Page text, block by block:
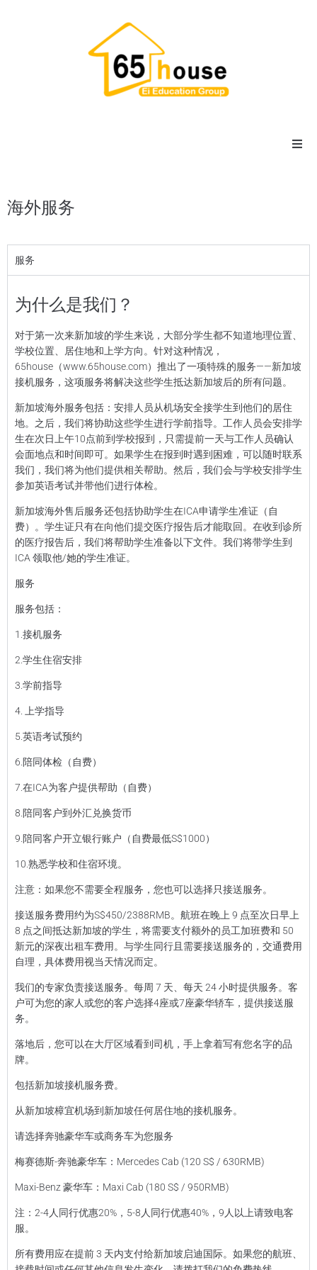
寄宿家庭
酒店
关于我们
语言
海外服务
服务
为什么是我们？
对于第一次来新加坡的学生来说，大部分学生都不知道地理位置、
学校位置、居住地和上学方向。针对这种情况，
65house（www.65house.com）推出了一项特殊的服务——新加坡
接机服务，这项服务将解决这些学生抵达新加坡后的所有问题。
新加坡海外服务包括：安排人员从机场安全接学生到他们的居住
地。之后，我们将协助这些学生进行学前指导。工作人员会安排学
生在次日上午10点前到学校报到，只需提前一天与工作人员确认
会面地点和时间即可。如果学生在报到时遇到困难，可以随时联系
我们，我们将为他们提供相关帮助。然后，我们会与学校安排学生
参加英语考试并带他们进行体检。
新加坡海外售后服务还包括协助学生在ICA申请学生准证（自
费）。学生证只有在向他们提交医疗报告后才能取回。在收到诊所
的医疗报告后，我们将帮助学生准备以下文件。我们将带学生到
ICA 领取他/她的学生准证。
服务
服务包括：
1.接机服务
2.学生住宿安排
3.学前指导
4. 上学指导
5.英语考试预约
6.陪同体检（自费）
7.在ICA为客户提供帮助（自费）
8.陪同客户到外汇兑换货币
9.陪同客户开立银行账户（自费最低S$1000）
10.熟悉学校和住宿环境。
注意：如果您不需要全程服务，您也可以选择只接送服务。
接送服务费用约为S$450/2388RMB。航班在晚上 9 点至次日早上
8 点之间抵达新加坡的学生，将需要支付额外的员工加班费和 50
新元的深夜出租车费用。与学生同行且需要接送服务的，交通费用
自理，具体费用视当天情况而定。
我们的专家负责接送服务。每周 7 天、每天 24 小时提供服务。客
户可为您的家人或您的客户选择4座或7座豪华轿车，提供接送服
务。
落地后，您可以在大厅区域看到司机，手上拿着写有您名字的品
牌。
包括新加坡接机服务费。
从新加坡樟宜机场到新加坡任何居住地的接机服务。
请选择奔驰豪华车或商务车为您服务
梅赛德斯-奔驰豪华车：Mercedes Cab (120 S$ / 630RMB)
Maxi-Benz 豪华车：Maxi Cab (180 S$ / 950RMB)
注：2-4人同行优惠20%，5-8人同行优惠40%，9人以上请致电客
服。
所有费用应在提前 3 天内支付给新加坡启迪国际。如果您的航班、